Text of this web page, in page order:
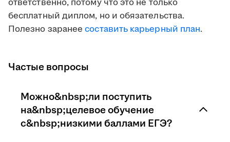
ответственно, потому что это не только
бесплатный диплом, но и обязательства.
Полезно заранее составить карьерный план.
Частые вопросы
Можно&nbsp;ли поступить
на&nbsp;целевое обучение
с&nbsp;низкими баллами ЕГЭ?